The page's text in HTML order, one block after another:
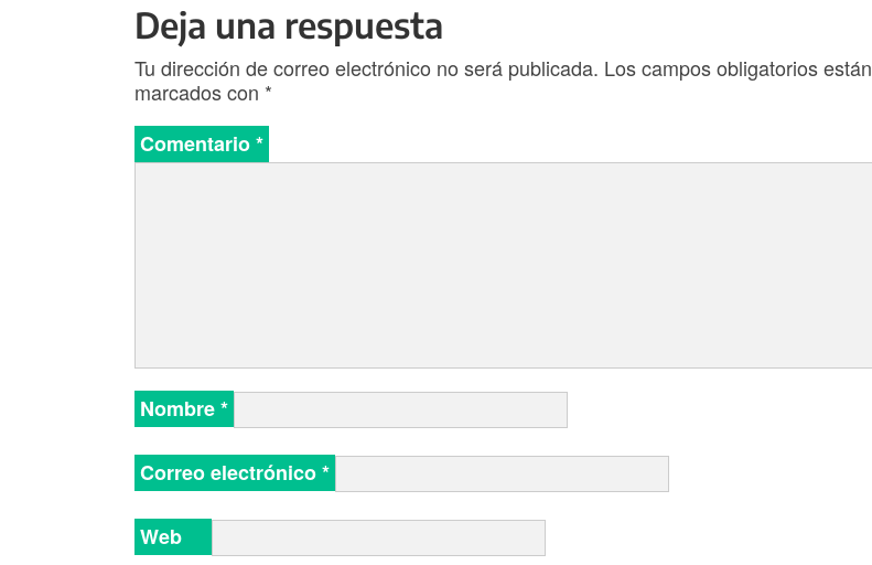
Deja una respuesta
Tu dirección de correo electrónico no será publicada. Los campos obligatorios están
marcados con *
Comentario*
Nombre*
Correo electrónico*
Web